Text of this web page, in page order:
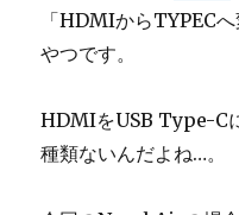
「HDMIからTYPEC
やつです。
HDMIをUSB Type-C
種類ないんだよね…。